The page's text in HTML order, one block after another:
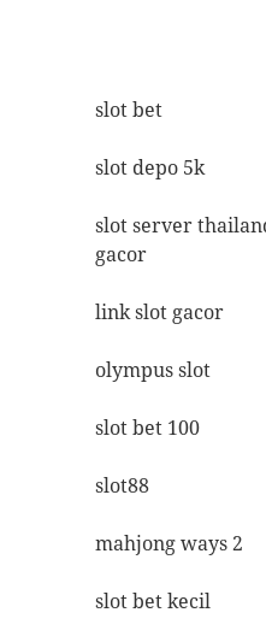
slot bet
slot depo 5k
slot server
gacor
link slot gacor
olympus slot
slot bet 100
slot88
mahjong ways 2
slot bet kecil